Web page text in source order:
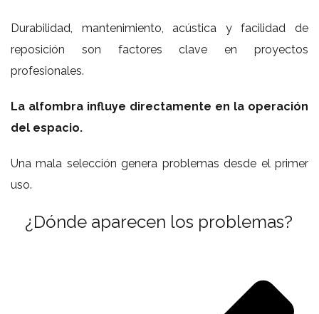
Durabilidad, mantenimiento, acústica y facilidad de
reposición son factores clave en proyectos
profesionales.
La alfombra influye directamente en la operación
del espacio.
Una mala selección genera problemas desde el primer
uso.
¿Dónde aparecen los problemas?